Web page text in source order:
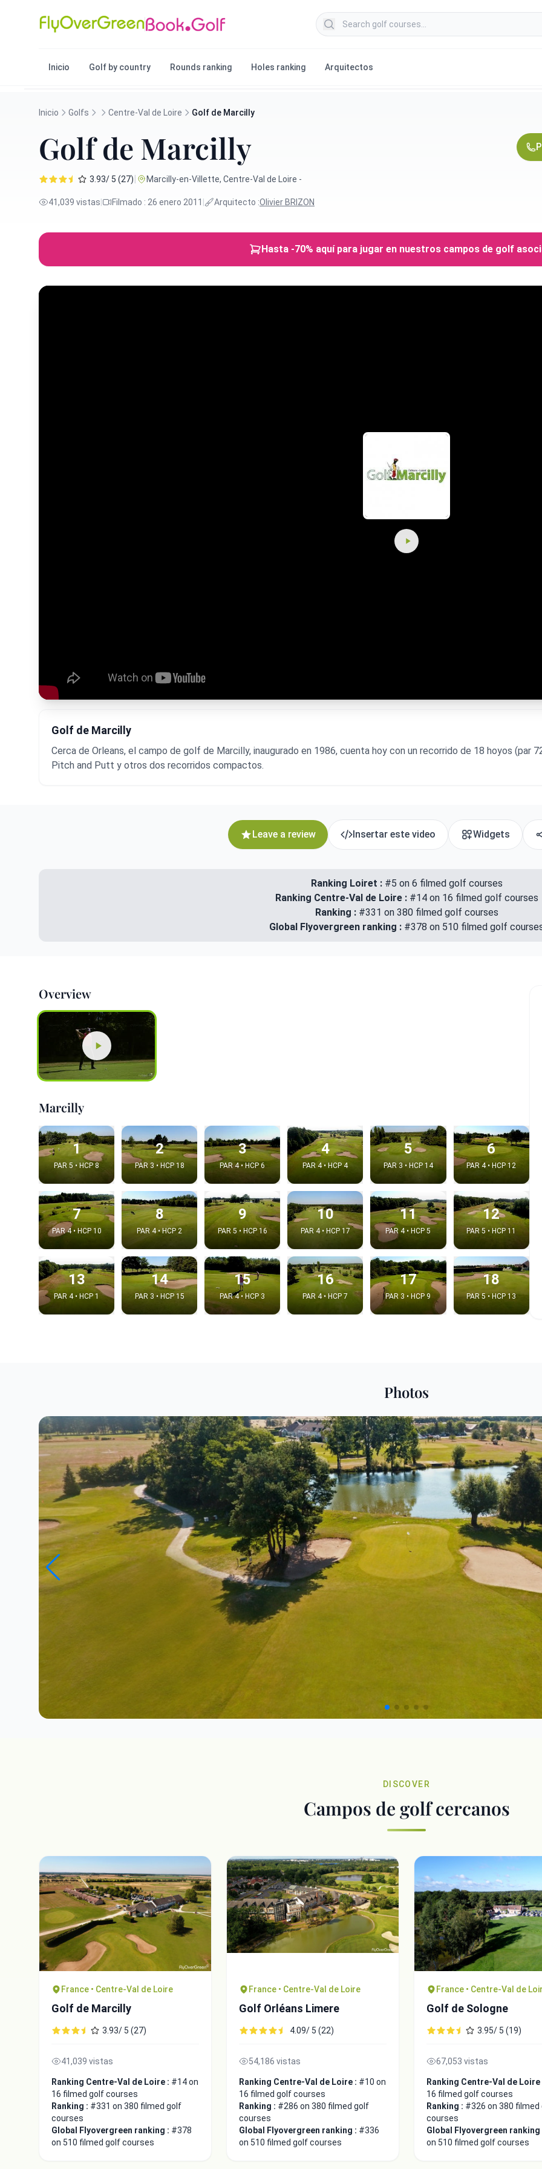
Search golf courses
Inicio Golf by country Rounds ranking Holes ranking Arquitectos
Inicio Golfs Centre-Val de Loire Golf de Marcilly
Golf de Marcilly
3.93/ 5 (27)| Marcilly-en-Villette, Centre-Val de Loire -
41,039 vistas Filmado : 26 enero 2011 Arquitecto :Olivier BRIZON
Hasta -70% aquí para jugar en nuestros campos de golf
Golf de Marcilly
Cerca de Orleans, el campo de golf de Marcilly, inaugurado en 1986, cuenta hoy con un recorrido de 18 hoyos (par
Pitch and Putt y otros dos recorridos compactos.
Leave a review Insertar este video Widgets
Ranking Loiret :#5 on 6 filmed golf courses
Ranking Centre-Val de Loire : #14 on 16 filmed golf courses
Ranking : #331 on 380 filmed golf courses
Global Flyovergreen ranking : #378 on 510 filmed golf
Overview
Marcilly
1
PAR 5 • HCP 8
2
PAR 3 • HCP 18
3
PAR 4 • HCP 6
4
PAR 4 • HCP 4
5
PAR 3 • HCP 14
6
PAR 4 • HCP 12
7
PAR 4 • HCP 10
8
PAR 4 • HCP 2
9
PAR 5 • HCP 16
10
PAR 4 • HCP 17
11
PAR 4 • HCP 5
12
PAR 5 • HCP 11
13
PAR 4 • HCP 1
14
PAR 3 • HCP 15
15
PAR 4 • HCP 3
16
PAR 4 • HCP 7
17
PAR 3 • HCP 9
18
PAR 5 • HCP 13
Photos
DISCOVER
Campos de golf cercanos
France • Centre-Val de Loire
Golf de Marcilly
3.93/ 5 (27)
41,039 vistas
Ranking Centre-Val de Loire : #14 on
16 filmed golf courses
Ranking : #331 on 380 filmed golf
courses
Global Flyovergreen ranking : #378
on 510 filmed golf courses
France • Centre-Val de Loire
Golf Orléans Limere
4.09/ 5 (22)
54,186 vistas
Ranking Centre-Val de Loire : #10 on
16 filmed golf courses
Ranking : #286 on 380 filmed golf
courses
Global Flyovergreen ranking : #336
on 510 filmed golf courses
France • Centre-Val de
Golf de Sologne
3.95/ 5 (19)
67,053 vistas
Ranking Centre-Val de Loire
16 filmed golf courses
Ranking : #326 on 380 filmed
courses
Global Flyovergreen ranking
on 510 filmed golf courses
Integrate video
Video choice: